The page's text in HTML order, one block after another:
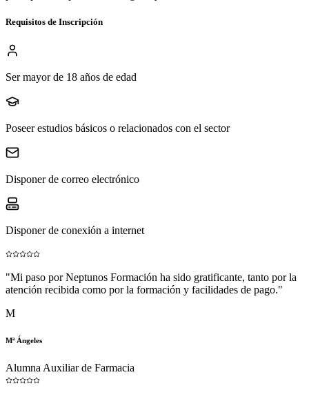
Requisitos de Inscripción
Ser mayor de 18 años de edad
Poseer estudios básicos o relacionados con el sector
Disponer de correo electrónico
Disponer de conexión a internet
"Mi paso por Neptunos Formación ha sido gratificante, tanto por la
atención recibida como por la formación y facilidades de pago."
M
Mª Ángeles
Alumna Auxiliar de Farmacia